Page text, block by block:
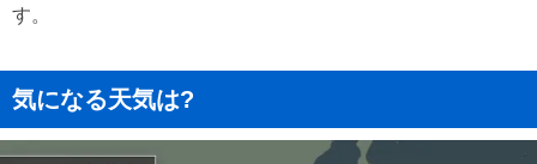
す。
気になる天気は?